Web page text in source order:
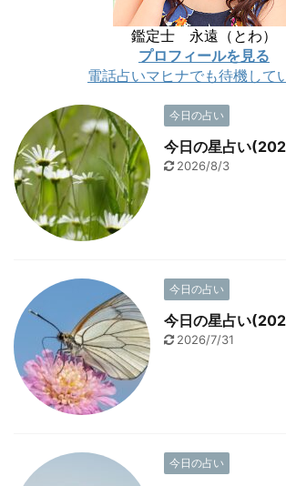
鑑定士 永遠（とわ）
プロフィールを見る
電話占いマヒナでも待機して
今日の占い
今日の星占い
2026/8/3
今日の占い
今日の星占い
2026/7/31
今日の占い